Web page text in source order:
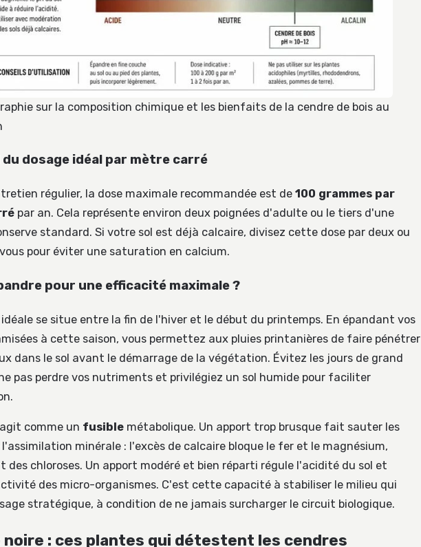
sur la composition chimique et les bienfaits de la cendre de bois au
du dosage idéal par mètre carré
régulier, la dose maximale recommandée est de 100 grammes par
par an. Cela représente environ deux poignées d'adulte ou le tiers d'une
standard. Si votre sol est déjà calcaire, divisez cette dose par deux ou
pour éviter une saturation en calcium.
pour une efficacité maximale ?
idéale se situe entre la fin de l'hiver et le début du printemps. En épandant vos
à cette saison, vous permettez aux pluies printanières de faire pénétrer
dans le sol avant le démarrage de la végétation. Évitez les jours de grand
pas perdre vos nutriments et privilégiez un sol humide pour faciliter
comme un fusible métabolique. Un apport trop brusque fait sauter les
l'assimilation minérale : l'excès de calcaire bloque le fer et le magnésium,
des chloroses. Un apport modéré et bien réparti régule l'acidité du sol et
des micro-organismes. C'est cette capacité à stabiliser le milieu qui
stratégique, à condition de ne jamais surcharger le circuit biologique.
noire : ces plantes qui détestent les cendres